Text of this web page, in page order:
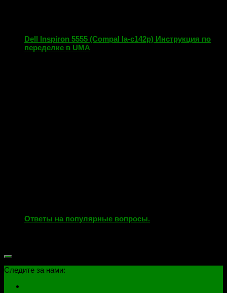
Dell Inspiron 5555 (Compal la-c142p) Инструкция по
переделке в UMA
Ответы на популярные вопросы.
Следите за нами: